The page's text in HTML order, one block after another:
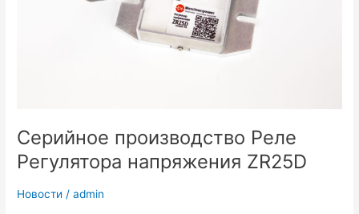
Серийное производство Реле
Регулятора напряжения ZR25D
Новости /admin